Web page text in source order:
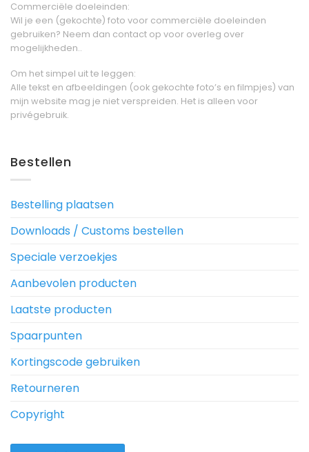
Commerciële doeleinden:
Wil je een (gekochte) foto voor commerciële doeleinden
gebruiken? Neem dan contact op voor overleg over
mogelijkheden..
Om het simpel uit te leggen:
Alle tekst en afbeeldingen (ook gekochte foto’s en filmpjes) van
mijn website mag je niet verspreiden. Het is alleen voor
privégebruik.
Bestellen
Bestelling plaatsen
Downloads / Customs bestellen
Speciale verzoekjes
Aanbevolen producten
Laatste producten
Spaarpunten
Kortingscode gebruiken
Retourneren
Copyright